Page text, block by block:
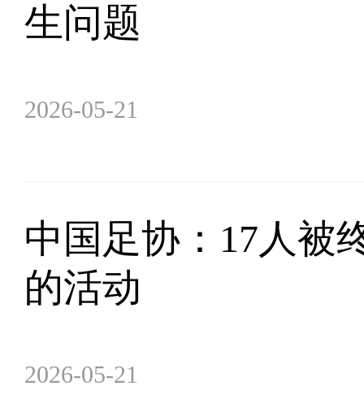
生问题
2026-05-21
中国足协：17人被
的活动
2026-05-21